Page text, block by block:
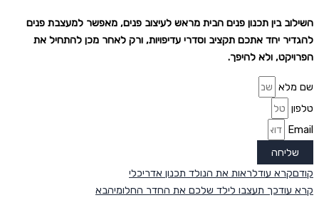
השילוב בין תכנון פנים הבית מראש לעיצוב פנים, מאפשר למעצבת פנים
להגדיר יחד אתכם תקציב וסדרי עדיפויות, ורק לאחר מכן להתחיל את
הפרויקט, ולא להיפך.
שם מלא
טלפון
Email
שליחה
קודםקרא עודלראות את הנולד תכנון אדריכלי
קרא עודכך תעצבו לילד שלכם את החדר החלומיהבא